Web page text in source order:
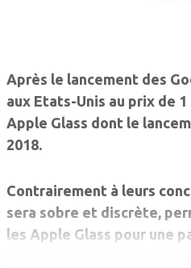
Après le lancement des
aux Etats-Unis au prix de
Apple Glass dont le
2018.
Contrairement à leurs
sera sobre et discrète,
les Apple Glass pour une